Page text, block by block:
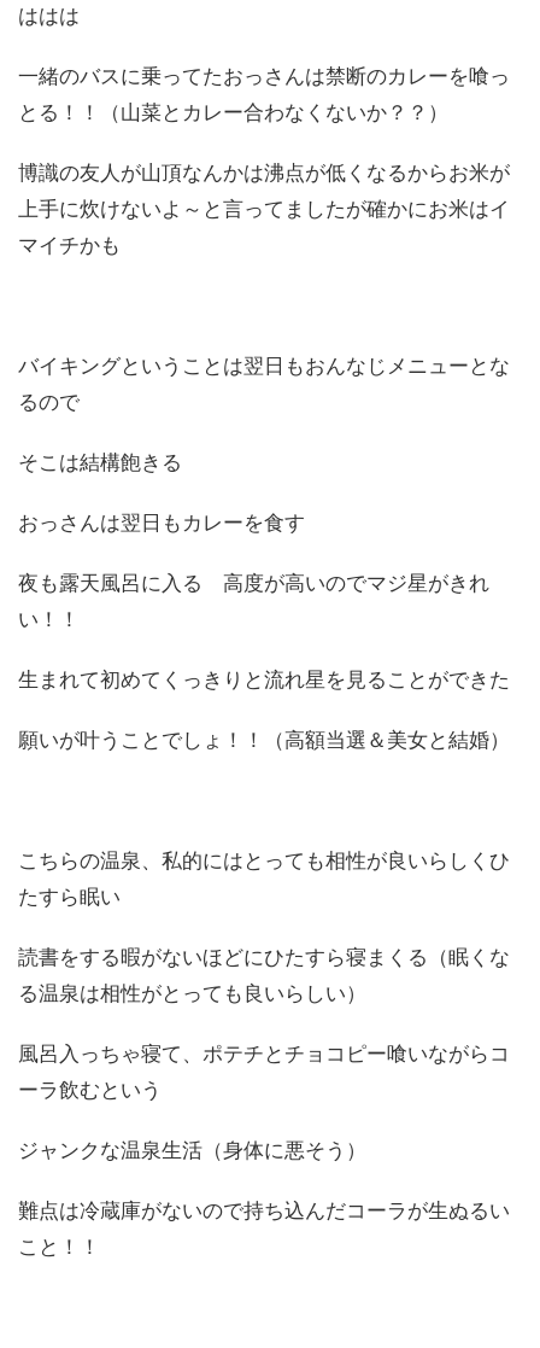
ははは
一緒のバスに乗ってたおっさんは禁断のカレーを喰っ
とる！！（山菜とカレー合わなくないか？？）
博識の友人が山頂なんかは沸点が低くなるからお米が
上手に炊けないよ～と言ってましたが確かにお米はイ
マイチかも
バイキングということは翌日もおんなじメニューとな
るので
そこは結構飽きる
おっさんは翌日もカレーを食す
夜も露天風呂に入る 高度が高いのでマジ星がきれ
い！！
生まれて初めてくっきりと流れ星を見ることができた
願いが叶うことでしょ！！（高額当選＆美女と結婚）
こちらの温泉、私的にはとっても相性が良いらしくひ
たすら眠い
読書をする暇がないほどにひたすら寝まくる（眠くな
る温泉は相性がとっても良いらしい）
風呂入っちゃ寝て、ポテチとチョコピー喰いながらコ
ーラ飲むという
ジャンクな温泉生活（身体に悪そう）
難点は冷蔵庫がないので持ち込んだコーラが生ぬるい
こと！！